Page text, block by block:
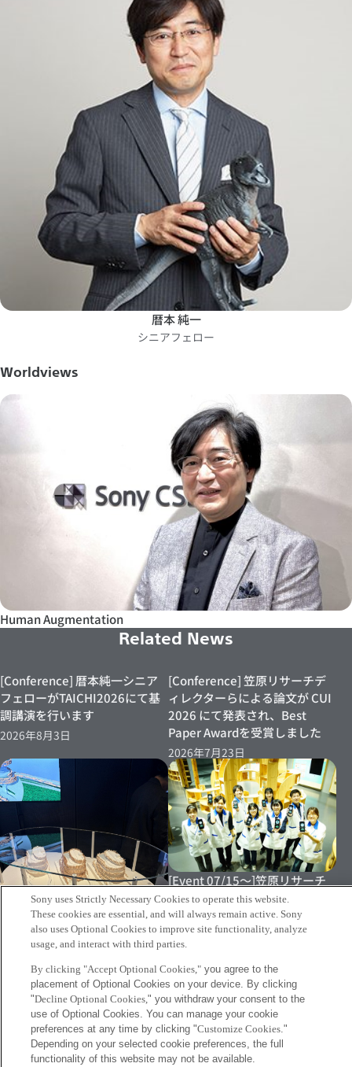
暦本 純一
シニアフェロー
Worldviews
Human Augmentation
Related News
[Conference] 暦本純一シニア
フェローがTAICHI2026にて基
調講演を行います
2026年8月3日
[Conference] 笠原リサーチデ
ィレクターらによる論文が CUI
2026 にて発表され、Best
Paper Awardを受賞しました
2026年7月23日
[Event Report] Nu Festivalに
おいて「Tomonami for
KKAA」を国内初展示
2026年7月10日
[Event 07/15～]笠原リサーチ
ディレクターの実証実験が日本
科学未来館にて再度実施されま
す
2026年7月8日
Sony uses Strictly Necessary Cookies to operate this website.
These cookies are essential, and will always remain active. Sony
also uses Optional Cookies to improve site functionality, analyze
usage, and interact with third parties.
By clicking "Accept Optional Cookies,"you agree to the
placement of Optional Cookies on your device. By clicking
"Decline Optional Cookies," you withdraw your consent to the
use of Optional Cookies. You can manage your cookie
preferences at any time by clicking "Customize Cookies."
Depending on your selected cookie preferences, the full
functionality of this website may not be available.